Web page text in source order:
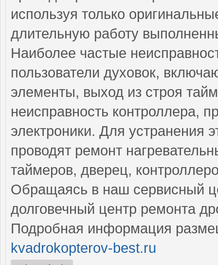
используя только
длительную работу
Наиболее частые
пользователи духовок,
элементы, выход из строя
неисправность контроллера,
электроники. Для устранения
проводят ремонт
таймеров, дверец,
Обращаясь в наш сервисный
долговечный центр ремонта
Подробная информация
kvadrokopterov-best.ru